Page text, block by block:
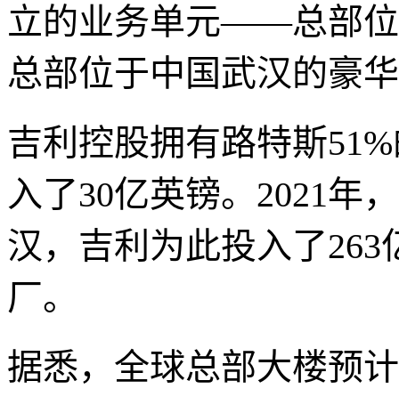
立的业务单元——总部
总部位于中国武汉的豪
吉利控股拥有路特斯
入了30亿英镑。2021年
汉，吉利为此投入了
厂。
据悉，全球总部大楼预